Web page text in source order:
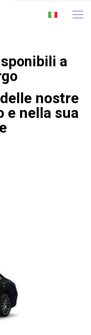
a
nostre
e nella sua